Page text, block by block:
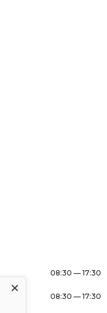
08:30 — 17:30
08:30 — 17:30